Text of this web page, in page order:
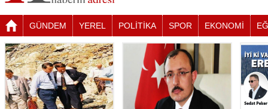
GÜNDEM YEREL POLİTİKA SPOR EKONOMİ